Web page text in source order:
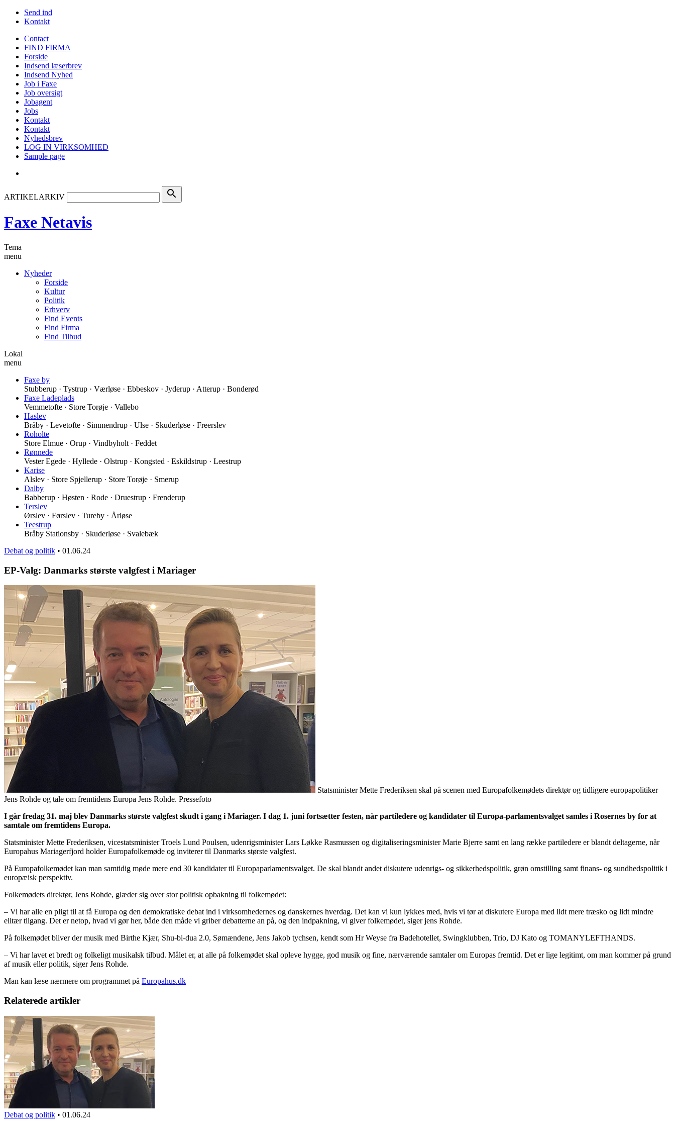
Send ind
Kontakt
Contact
FIND FIRMA
Forside
Indsend læserbrev
Indsend Nyhed
Job i Faxe
Job oversigt
Jobagent
Jobs
Kontakt
Kontakt
Nyhedsbrev
LOG IN VIRKSOMHED
Sample page
ARTIKELARKIV search
Faxe Netavis
Tema
menu
Nyheder
Forside
Kultur
Politik
Erhverv
Find Events
Find Firma
Find Tilbud
Lokal
menu
Faxe by
Stubberup · Tystrup · Værløse · Ebbeskov · Jyderup · Atterup · Bonderød
Faxe Ladeplads
Vemmetofte · Store Torøje · Vallebo
Haslev
Bråby · Levetofte · Simmendrup · Ulse · Skuderløse · Freerslev
Roholte
Store Elmue · Orup · Vindbyholt · Feddet
Rønnede
Vester Egede · Hyllede · Olstrup · Kongsted · Eskildstrup · Leestrup
Karise
Alslev · Store Spjellerup · Store Torøje · Smerup
Dalby
Babberup · Høsten · Rode · Druestrup · Frenderup
Terslev
Ørslev · Førslev · Tureby · Årløse
Teestrup
Bråby Stationsby · Skuderløse · Svalebæk
Debat og politik • 01.06.24
EP-Valg: Danmarks største valgfest i Mariager
Statsminister Mette Frederiksen skal på scenen med Europafolkemødets direktør og tidligere europapolitiker
Jens Rohde og tale om fremtidens Europa Jens Rohde. Pressefoto
I går fredag 31. maj blev Danmarks største valgfest skudt i gang i Mariager. I dag 1. juni fortsætter festen, når partiledere og kandidater til Europa-parlamentsvalget samles i Rosernes by for at
samtale om fremtidens Europa.
Statsminister Mette Frederiksen, vicestatsminister Troels Lund Poulsen, udenrigsminister Lars Løkke Rasmussen og digitaliseringsminister Marie Bjerre samt en lang række partiledere er blandt deltagerne, når
Europahus Mariagerfjord holder Europafolkemøde og inviterer til Danmarks største valgfest.
På Europafolkemødet kan man samtidig møde mere end 30 kandidater til Europaparlamentsvalget. De skal blandt andet diskutere udenrigs- og sikkerhedspolitik, grøn omstilling samt finans- og sundhedspolitik i
europæisk perspektiv.
Folkemødets direktør, Jens Rohde, glæder sig over stor politisk opbakning til folkemødet:
– Vi har alle en pligt til at få Europa og den demokratiske debat ind i virksomhedernes og danskernes hverdag. Det kan vi kun lykkes med, hvis vi tør at diskutere Europa med lidt mere træsko og lidt mindre
elitær tilgang. Det er netop, hvad vi gør her, både den måde vi griber debatterne an på, og den indpakning, vi giver folkemødet, siger jens Rohde.
På folkemødet bliver der musik med Birthe Kjær, Shu-bi-dua 2.0, Sømændene, Jens Jakob tychsen, kendt som Hr Weyse fra Badehotellet, Swingklubben, Trio, DJ Kato og TOMANYLEFTHANDS.
– Vi har lavet et bredt og folkeligt musikalsk tilbud. Målet er, at alle på folkemødet skal opleve hygge, god musik og fine, nærværende samtaler om Europas fremtid. Det er lige legitimt, om man kommer på grund
af musik eller politik, siger Jens Rohde.
Man kan læse nærmere om programmet på Europahus.dk
Relaterede artikler
Debat og politik • 01.06.24